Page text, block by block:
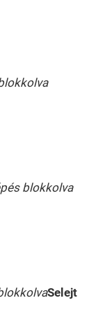
blokkolva
Selejt